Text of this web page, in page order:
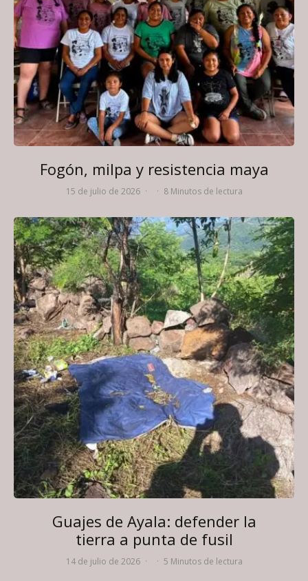
Fogón, milpa y resistencia maya
15 de julio de 2026 · · 8 Minutos de lectura
Guajes de Ayala: defender la
tierra a punta de fusil
14 de julio de 2026 · · 5 Minutos de lectura